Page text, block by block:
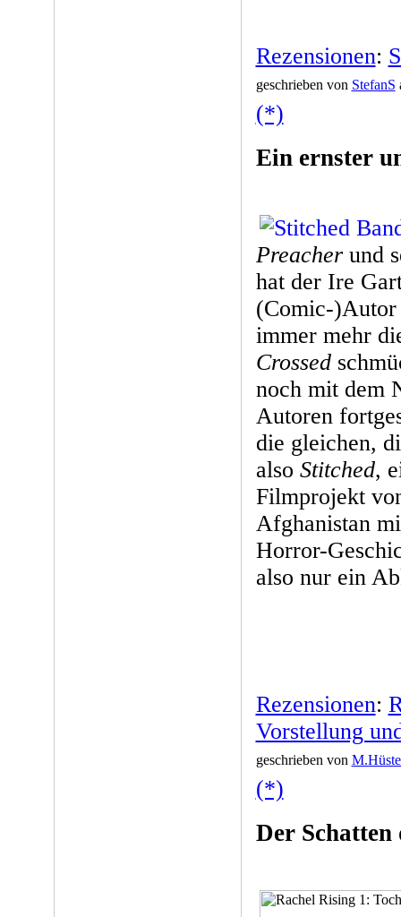
Rezensionen:
geschrieben von StefanS
(*)
Ein ernster
Preacherund
hat der Ire
(Comic-)Autor
immer mehr
Crossed
noch mit dem
Autoren
die gleichen,
also Stitched,
Filmprojekt
Afghanistan
Horror-
also nur ein
Rezensionen:
Vorstellung
geschrieben von
(*)
Der Schatten